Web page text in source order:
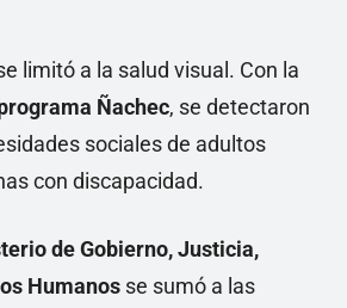
limitó a la salud visual. Con la
Ñachec, se detectaron
sociales de adultos
con discapacidad.
de Gobierno, Justicia,
Humanos se sumó a las